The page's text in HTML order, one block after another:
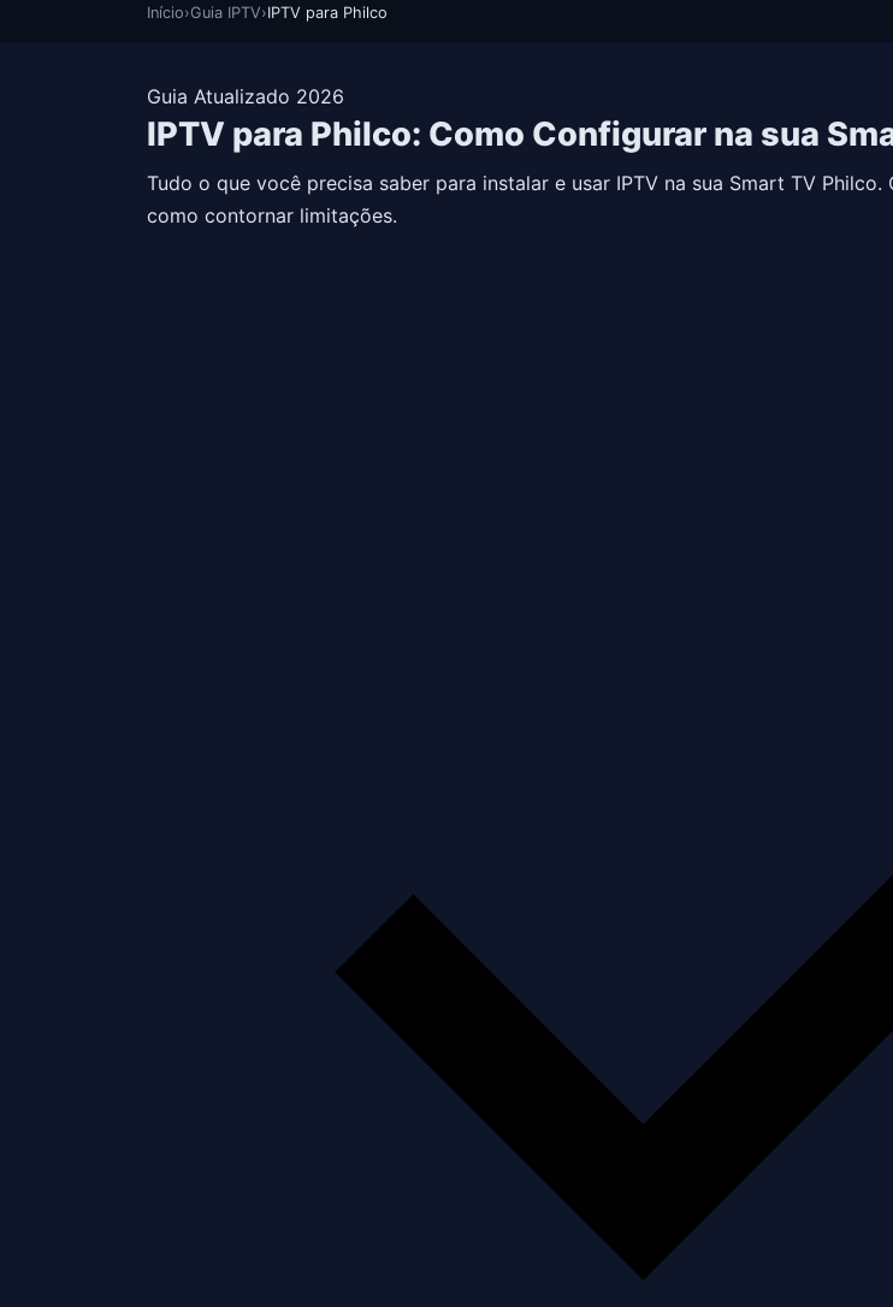
Início›Guia IPTV›IPTV para Philco
Guia Atualizado 2026
IPTV para Philco: Como Configurar na sua
Tudo o que você precisa saber para instalar e usar IPTV na sua Smart TV
como contornar limitações.